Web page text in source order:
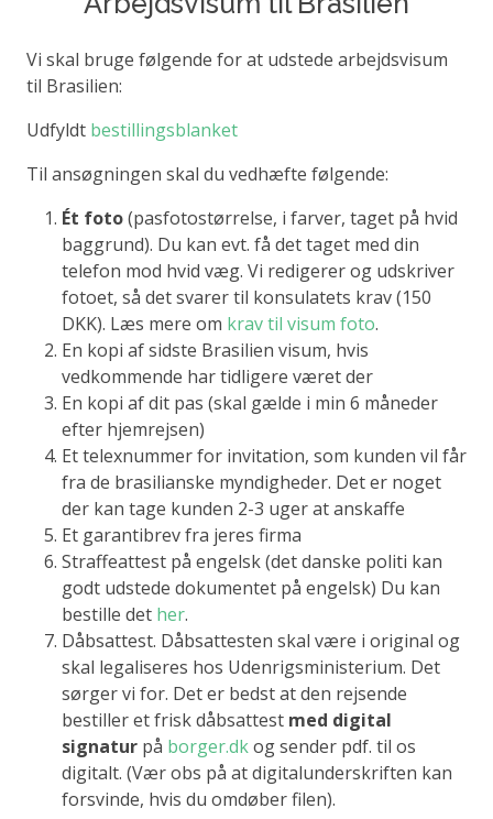
Vi skal bruge følgende for at udstede arbejdsvisum
til Brasilien:
Udfyldt bestillingsblanket
Til ansøgningen skal du vedhæfte følgende:
Ét foto(pasfotostørrelse, i farver, taget på hvid
baggrund). Du kan evt. få det taget med din
telefon mod hvid væg. Vi redigerer og udskriver
fotoet, så det svarer til konsulatets krav (150
DKK). Læs mere om krav til visum foto.
En kopi af sidste Brasilien visum, hvis
vedkommende har tidligere været der
En kopi af dit pas (skal gælde i min 6 måneder
efter hjemrejsen)
Et telexnummer for invitation, som kunden vil får
fra de brasilianske myndigheder. Det er noget
der kan tage kunden 2-3 uger at anskaffe
Et garantibrev fra jeres firma
Straffeattest på engelsk (det danske politi kan
godt udstede dokumentet på engelsk) Du kan
bestille det her.
Dåbsattest. Dåbsattesten skal være i original og
skal legaliseres hos Udenrigsministerium. Det
sørger vi for. Det er bedst at den rejsende
bestiller et frisk dåbsattest med digital
signatur på borger.dkog sender pdf. til os
digitalt. (Vær obs på at digitalunderskriften kan
forsvinde, hvis du omdøber filen).